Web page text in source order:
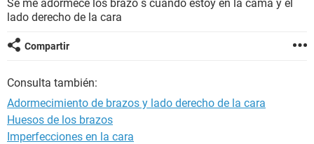
SEXUALIDAD
Se me adormece los brazo s cuando estoy en la cama y el
lado derecho de la cara
Compartir
Consulta también:
Adormecimiento de brazos y lado derecho de la cara
Huesos de los brazos
Imperfecciones en la cara